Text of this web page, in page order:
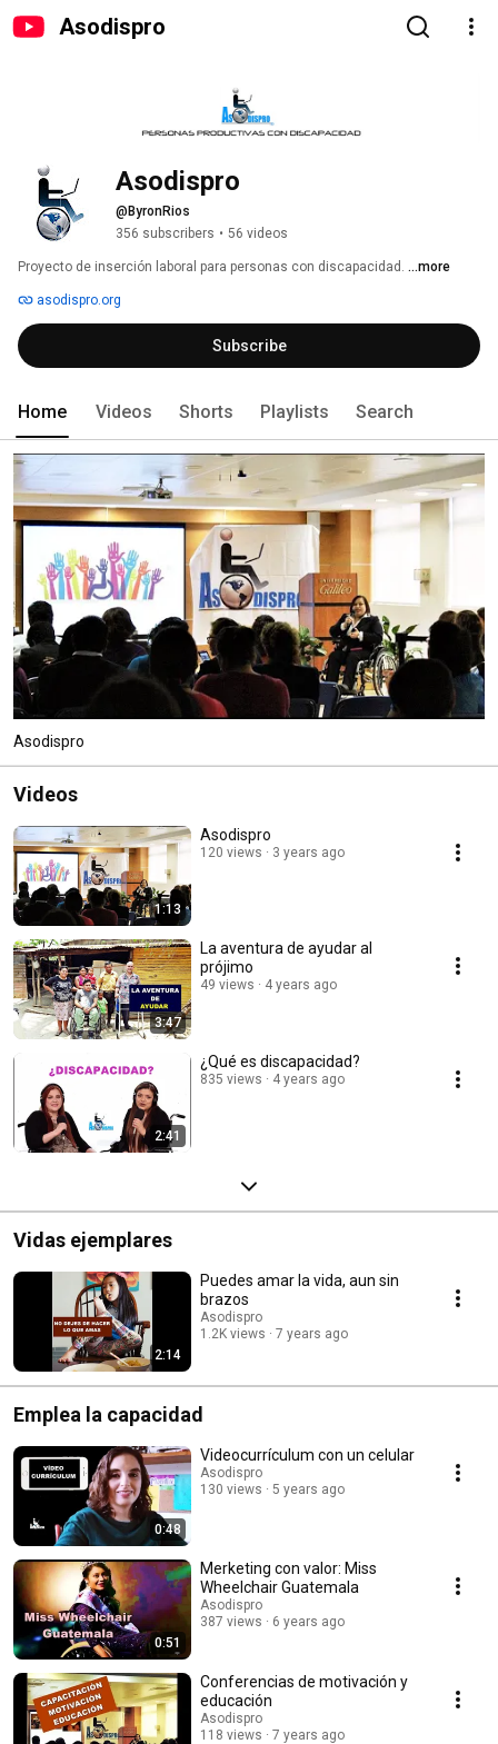
Asodispro
Asodispro
@ByronRios
356 subscribers • 56 videos
Proyecto de inserción laboral para personas con discapacidad. ...more
asodispro.org
Subscribe
Home Videos Shorts Playlists Search
Asodispro
Videos
1:13
Asodispro
120 views 3 years ago
3:47
La aventura de ayudar al
prójimo
49 views 4 years ago
2:41
¿Qué es discapacidad?
835 views 4 years ago
Vidas ejemplares
2:14
Puedes amar la vida, aun sin
brazos
Asodispro
1.2K views
7 years ago
Emplea la capacidad
0:48
Videocurrículum con un celular
Asodispro
130 views
5 years ago
0:51
Merketing con valor: Miss
Wheelchair Guatemala
Asodispro
387 views
6 years ago
Conferencias de motivación y
educación
Asodispro
118 views
7 years ago